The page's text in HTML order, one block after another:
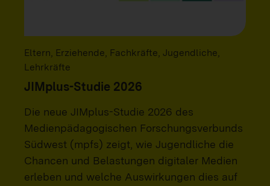
Eltern, Erziehende, Fachkräfte, Jugendliche,
Lehrkräfte
JIMplus-Studie 2026
Die neue JIMplus-Studie 2026 des
Medienpädagogischen Forschungsverbunds
Südwest (mpfs) zeigt, wie Jugendliche die
Chancen und Belastungen digitaler Medien
erleben und welche Auswirkungen dies auf